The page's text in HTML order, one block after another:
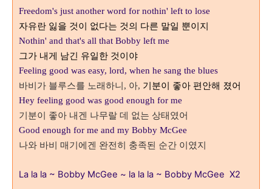
Freedom's just another word for nothin' left to lose
자유란 잃을 것이 없다는 것의 다른 말일 뿐이지
Nothin' and that's all that Bobby left me
그가 내게 남긴 유일한 것이야
Feeling good was easy, lord, when he sang the blues
바비가 블루스를 노래하니, 아, 기분이 좋아 편안해 졌어
Hey feeling good was good enough for me
기분이 좋아 내겐 나무랄 데 없는 상태였어
Good enough for me and my Bobby McGee
나와 바비 매기에겐 완전히 충족된 순간 이였지
La la la ~ Bobby McGee ~ la la la ~ Bobby McGee X2